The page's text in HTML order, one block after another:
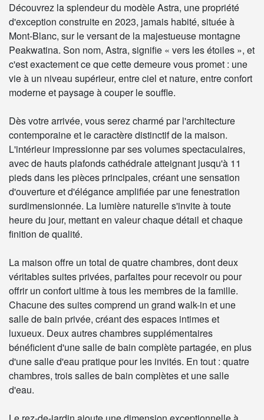
Découvrez la splendeur du modèle Astra, une propriété
d'exception construite en 2023, jamais habité, située à
Mont-Blanc, sur le versant de la majestueuse montagne
Peakwatina. Son nom, Astra, signifie « vers les étoiles », et
c'est exactement ce que cette demeure vous promet : une
vie à un niveau supérieur, entre ciel et nature, entre confort
moderne et paysage à couper le souffle.
Dès votre arrivée, vous serez charmé par l'architecture
contemporaine et le caractère distinctif de la maison.
L'intérieur impressionne par ses volumes spectaculaires,
avec de hauts plafonds cathédrale atteignant jusqu'à 11
pieds dans les pièces principales, créant une sensation
d'ouverture et d'élégance amplifiée par une fenestration
surdimensionnée. La lumière naturelle s'invite à toute
heure du jour, mettant en valeur chaque détail et chaque
finition de qualité.
La maison offre un total de quatre chambres, dont deux
véritables suites privées, parfaites pour recevoir ou pour
offrir un confort ultime à tous les membres de la famille.
Chacune des suites comprend un grand walk-in et une
salle de bain privée, créant des espaces intimes et
luxueux. Deux autres chambres supplémentaires
bénéficient d'une salle de bain complète partagée, en plus
d'une salle d'eau pratique pour les invités. En tout : quatre
chambres, trois salles de bain complètes et une salle
d'eau.